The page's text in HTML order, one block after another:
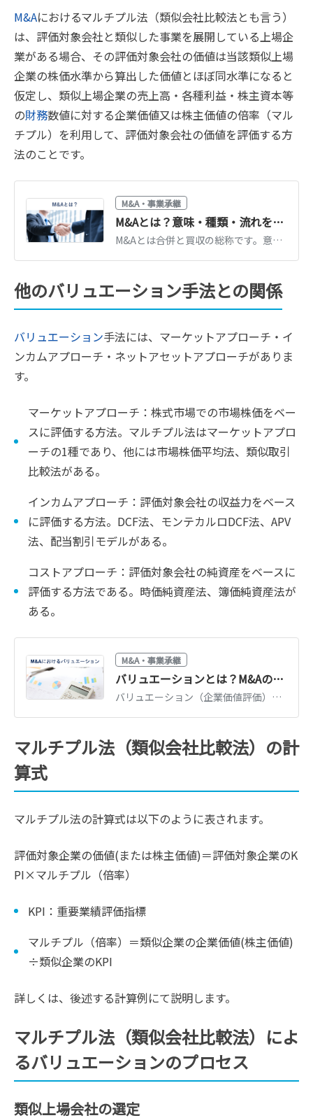
M&Aにおけるマルチプル法（類似会社比較法とも言う）
は、評価対象会社と類似した事業を展開している上場企
業がある場合、その評価対象会社の価値は当該類似上場
企業の株価水準から算出した価値とほぼ同水準になると
仮定し、類似上場企業の売上高・各種利益・株主資本等
の財務数値に対する企業価値又は株主価値の倍率（マル
チプル）を利用して、評価対象会社の価値を評価する方
法のことです。
M&A・事業承継
M&Aとは？意味・種類・流れを図解でわかりやすく解説【2026年最新】
M&Aとは合併と買収の総称です。意味・目的・手法の種類・進め方の流れを図解でわかりやすく解説。中小企業の事業承継での活用や2026年の最新動向もまとめています。
他のバリュエーション手法との関係
バリュエーション手法には、マーケットアプローチ・イ
ンカムアプローチ・ネットアセットアプローチがありま
す。
マーケットアプローチ：株式市場での市場株価をベー
スに評価する方法。マルチプル法はマーケットアプロ
ーチの1種であり、他には市場株価平均法、類似取引
比較法がある。
インカムアプローチ：評価対象会社の収益力をベース
に評価する方法。DCF法、モンテカルロDCF法、APV
法、配当割引モデルがある。
コストアプローチ：評価対象会社の純資産をベースに
評価する方法である。時価純資産法、簿価純資産法が
ある。
M&A・事業承継
バリュエーションとは？M&Aの企業価値評価3つのアプローチを図解で解説
バリュエーション（企業価値評価）の3つのアプローチ（インカム・マーケット・コスト）を図解で解説。DCF法・マルチプル法・時価純資産法の使い分けと相場観がわかります。
マルチプル法（類似会社比較法）の計
算式
マルチプル法の計算式は以下のように表されます。
評価対象企業の価値(または株主価値)＝評価対象企業のK
PI×マルチプル（倍率）
KPI：重要業績評価指標
マルチプル（倍率）＝類似企業の企業価値(株主価値)
÷類似企業のKPI
詳しくは、後述する計算例にて説明します。
マルチプル法（類似会社比較法）によ
るバリュエーションのプロセス
類似上場会社の選定